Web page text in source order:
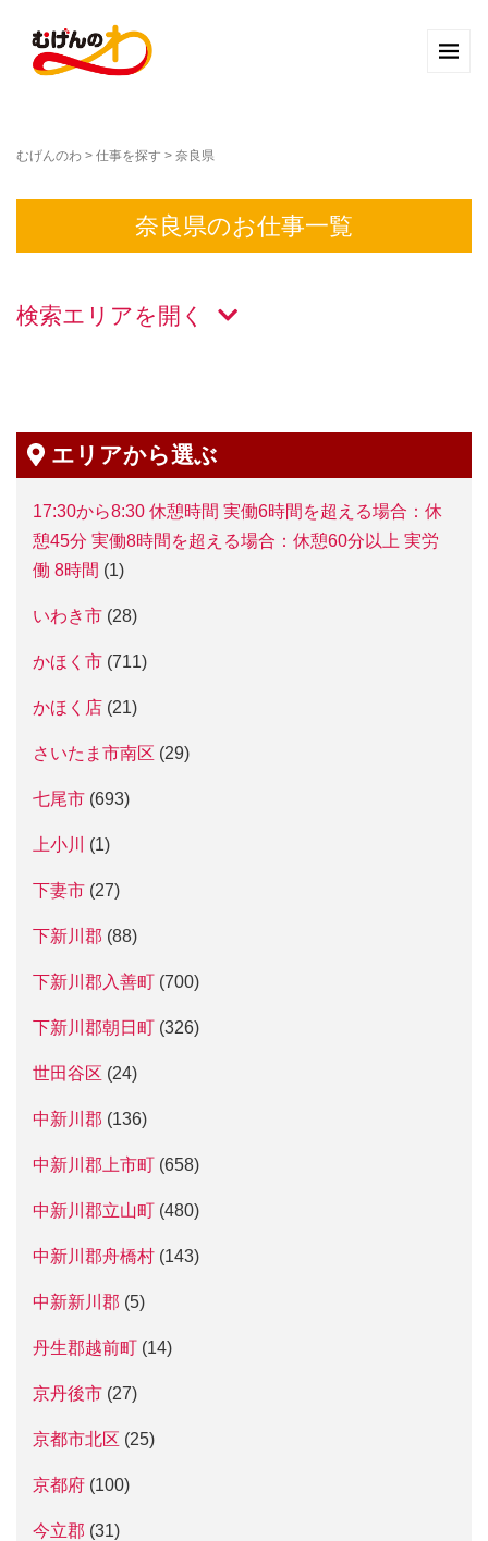
むげんのわ > 仕事を探す > 奈良県
奈良県のお仕事一覧
検索エリアを
エリアから選ぶ
17:30から8:30 休憩時間 実働6時間を超える場合：休
憩45分 実働8時間を超える場合：休憩60分以上 実労
働 8時間 (1)
いわき市 (28)
かほく市 (711)
かほく店 (21)
さいたま市南区 (29)
七尾市 (693)
上小川 (1)
下妻市 (27)
下新川郡 (88)
下新川郡入善町 (700)
下新川郡朝日町 (326)
世田谷区 (24)
中新川郡 (136)
中新川郡上市町 (658)
中新川郡立山町 (480)
中新川郡舟橋村 (143)
中新新川郡 (5)
丹生郡越前町 (14)
京丹後市 (27)
京都市北区 (25)
京都府 (100)
今立郡 (31)